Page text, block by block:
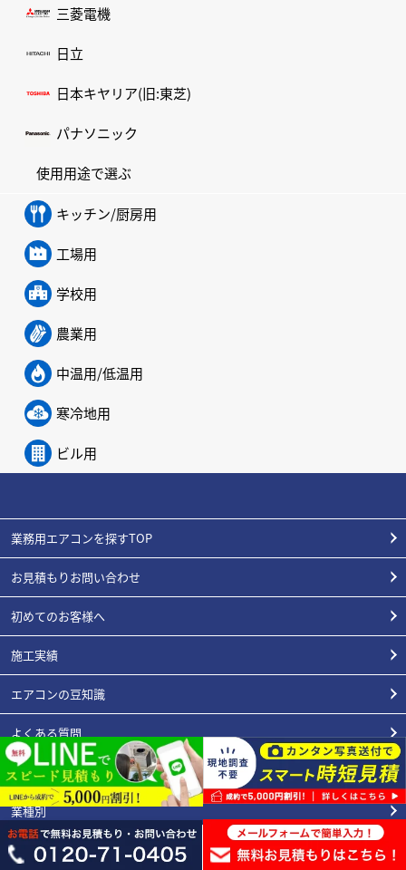
三菱電機
日立
日本キヤリア(旧:東芝)
パナソニック
使用用途で選ぶ
キッチン/厨房用
工場用
学校用
農業用
中温用/低温用
寒冷地用
ビル用
業務用エアコンを探すTOP
お見積もりお問い合わせ
初めてのお客様へ
施工実績
エアコンの豆知識
よくある質問
スタッフ紹介
業種別
会社概要